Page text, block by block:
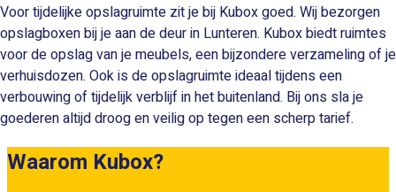
Voor tijdelijke opslagruimte zit je bij Kubox goed. Wij bezorgen
opslagboxen bij je aan de deur in Lunteren. Kubox biedt ruimtes
voor de opslag van je meubels, een bijzondere verzameling of je
verhuisdozen. Ook is de opslagruimte ideaal tijdens een
verbouwing of tijdelijk verblijf in het buitenland. Bij ons sla je
goederen altijd droog en veilig op tegen een scherp tarief.
Waarom Kubox?